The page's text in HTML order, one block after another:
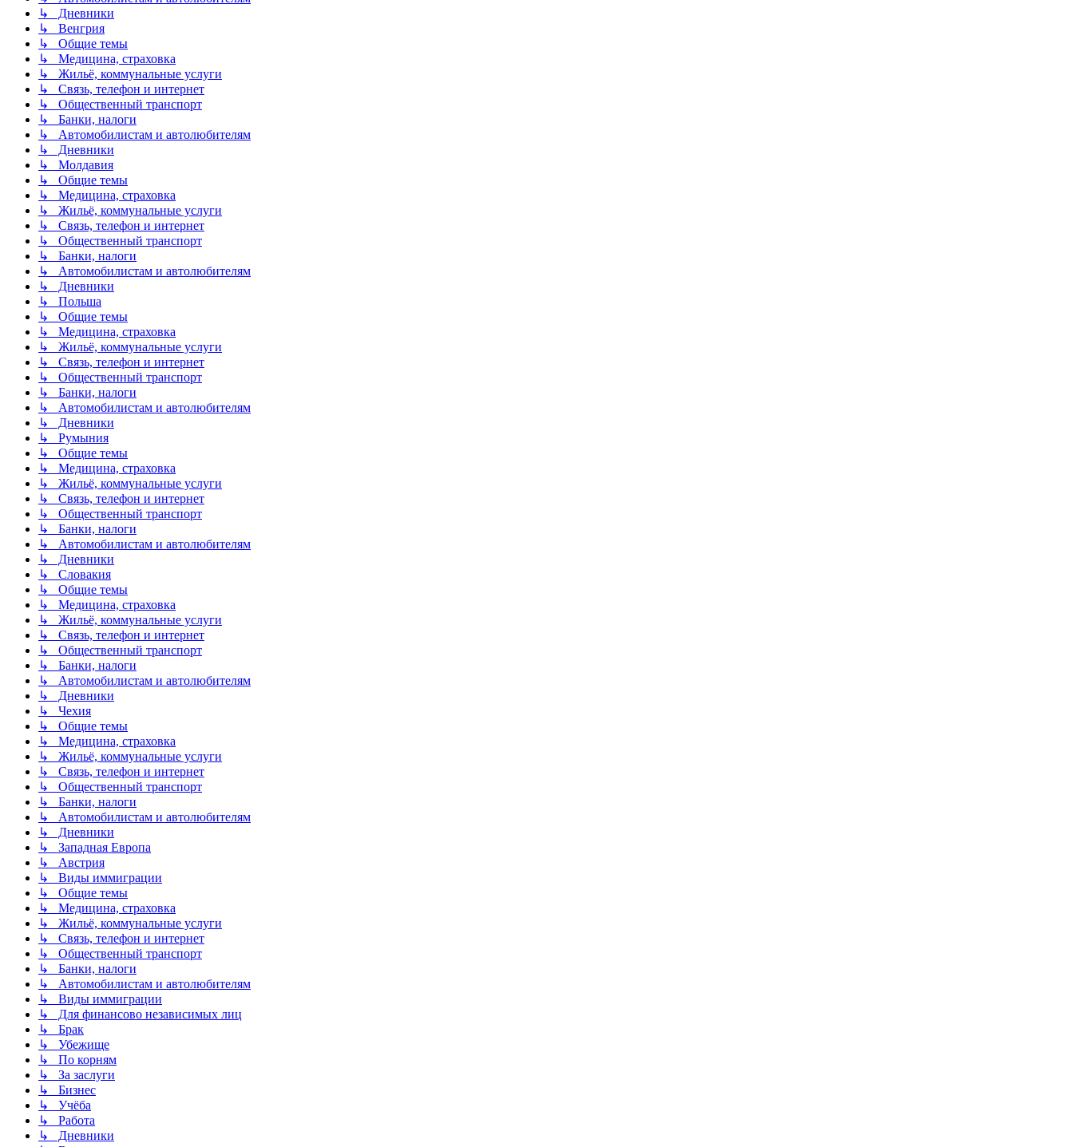
↳ Дневники
↳ Венгрия
↳ Общие темы
↳ Медицина, страховка
↳ Жильё, коммунальные услуги
↳ Связь, телефон и интернет
↳ Общественный транспорт
↳ Банки, налоги
↳ Автомобилистам и автолюбителям
↳ Дневники
↳ Молдавия
↳ Общие темы
↳ Медицина, страховка
↳ Жильё, коммунальные услуги
↳ Связь, телефон и интернет
↳ Общественный транспорт
↳ Банки, налоги
↳ Автомобилистам и автолюбителям
↳ Дневники
↳ Польша
↳ Общие темы
↳ Медицина, страховка
↳ Жильё, коммунальные услуги
↳ Связь, телефон и интернет
↳ Общественный транспорт
↳ Банки, налоги
↳ Автомобилистам и автолюбителям
↳ Дневники
↳ Румыния
↳ Общие темы
↳ Медицина, страховка
↳ Жильё, коммунальные услуги
↳ Связь, телефон и интернет
↳ Общественный транспорт
↳ Банки, налоги
↳ Автомобилистам и автолюбителям
↳ Дневники
↳ Словакия
↳ Общие темы
↳ Медицина, страховка
↳ Жильё, коммунальные услуги
↳ Связь, телефон и интернет
↳ Общественный транспорт
↳ Банки, налоги
↳ Автомобилистам и автолюбителям
↳ Дневники
↳ Чехия
↳ Общие темы
↳ Медицина, страховка
↳ Жильё, коммунальные услуги
↳ Связь, телефон и интернет
↳ Общественный транспорт
↳ Банки, налоги
↳ Автомобилистам и автолюбителям
↳ Дневники
↳ Западная Европа
↳ Австрия
↳ Виды иммиграции
↳ Общие темы
↳ Медицина, страховка
↳ Жильё, коммунальные услуги
↳ Связь, телефон и интернет
↳ Общественный транспорт
↳ Банки, налоги
↳ Автомобилистам и автолюбителям
↳ Виды иммиграции
↳ Для финансово независимых лиц
↳ Брак
↳ Убежище
↳ По корням
↳ За заслуги
↳ Бизнес
↳ Учёба
↳ Работа
↳ Дневники